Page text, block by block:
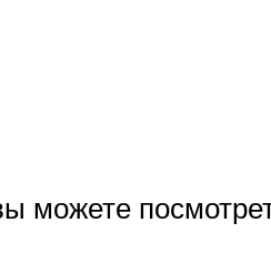
можете